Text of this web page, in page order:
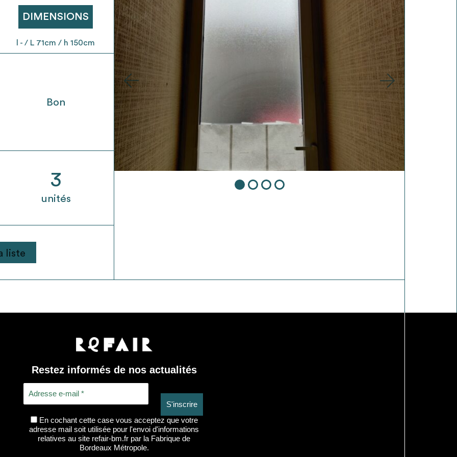
DIMENSIONS
l - / L 71cm / h 150cm
Bon
3
unités
liste
Restez informés de nos actualités
En cochant cette case vous acceptez que votre
adresse mail soit utilisée pour l'envoi d'informations
relatives au site refair-bm.fr par la Fabrique de
Bordeaux Métropole.